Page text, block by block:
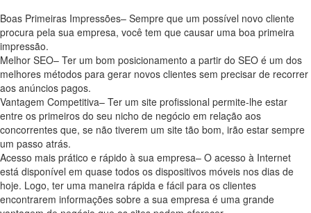
Boas Primeiras Impressões– Sempre que um possível novo cliente
procura pela sua empresa, você tem que causar uma boa primeira
impressão.
Melhor SEO– Ter um bom posicionamento a partir do SEO é um dos
melhores métodos para gerar novos clientes sem precisar de recorrer
aos anúncios pagos.
Vantagem Competitiva– Ter um site profissional permite-lhe estar
entre os primeiros do seu nicho de negócio em relação aos
concorrentes que, se não tiverem um site tão bom, irão estar sempre
um passo atrás.
Acesso mais prático e rápido à sua empresa– O acesso à Internet
está disponível em quase todos os dispositivos móveis nos dias de
hoje. Logo, ter uma maneira rápida e fácil para os clientes
encontrarem informações sobre a sua empresa é uma grande